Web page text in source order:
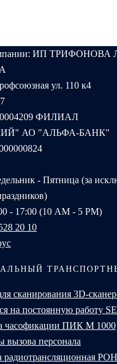
ИП
ул. 110 к4
ФИЛИАЛ
АО "АЛЬФА-БАНК"
- Пятница (за
- 17:00 (10 AM - 5 PM)
20 10‬
сканирования 3D-
на постоянную работу
ПИК М 1000
персонала